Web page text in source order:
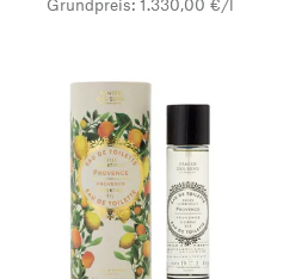
Grundpreis: 1.330,00 €/l